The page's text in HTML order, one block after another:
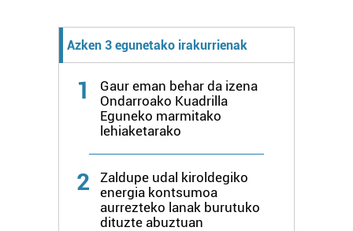
zerbitzuak hobetzeko asmoz, cookie teknologiaz
baliatzen gara. Ohar hau onartuz gero, teknologia hori
erabiltzeko baimen esplizitua ematen diguzu.
Azken 3 egunetako irakurrienak
1
Gaur eman behar da izena
Ondarroako Kuadrilla
Eguneko marmitako
lehiaketarako
2
Zaldupe udal kiroldegiko
energia kontsumoa
aurrezteko lanak burutuko
dituzte abuztuan